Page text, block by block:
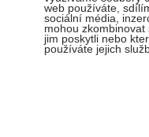
web používáte,
sociální média,
mohou
jim poskytli nebo
používáte jejich